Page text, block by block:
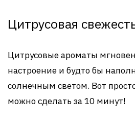
Цитрусовая
Цитрусовые ароматы
настроение и будто бы
солнечным светом. Вот
можно сделать за 10 минут!